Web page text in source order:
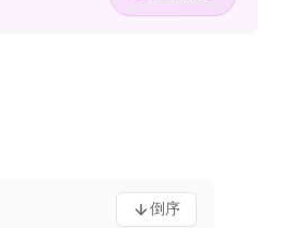
倒序